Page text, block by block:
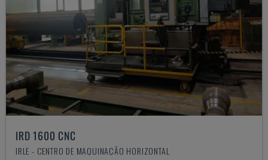
IRD 1600 CNC
IRLE - CENTRO DE MAQUINAÇÃO HORIZONTAL